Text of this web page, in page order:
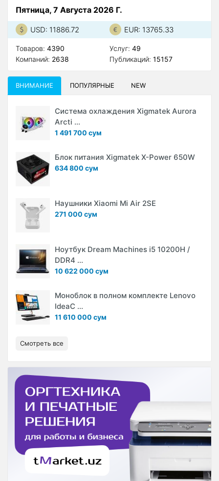
Пятница, 7 Августа 2026 Г.
USD: 11886.72 EUR: 13765.33
Товаров: 4390
Компаний: 2638
Услуг: 49
Публикаций: 15157
ВНИМАНИЕ ПОПУЛЯРНЫЕ NEW
Система охлаждения Xigmatek Aurora
Arcti ...
1 491 700 сум
Блок питания Xigmatek X-Power 650W
634 800 сум
Наушники Xiaomi Mi Air 2SE
271 000 сум
Ноутбук Dream Machines i5 10200H /
DDR4 ...
10 622 000 сум
Моноблок в полном комплекте Lenovo
IdeaC ...
11 610 000 сум
Смотреть все